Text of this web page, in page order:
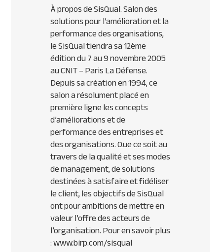
À propos de SisQual. Salon des
solutions pour l’amélioration et la
performance des organisations,
le SisQual tiendra sa 12ème
édition du 7 au 9 novembre 2005
au CNIT – Paris La Défense.
Depuis sa création en 1994, ce
salon a résolument placé en
première ligne les concepts
d’améliorations et de
performance des entreprises et
des organisations. Que ce soit au
travers de la qualité et ses modes
de management, de solutions
destinées à satisfaire et fidéliser
le client, les objectifs de SisQual
ont pour ambitions de mettre en
valeur l’offre des acteurs de
l’organisation. Pour en savoir plus
: www.birp.com/sisqual